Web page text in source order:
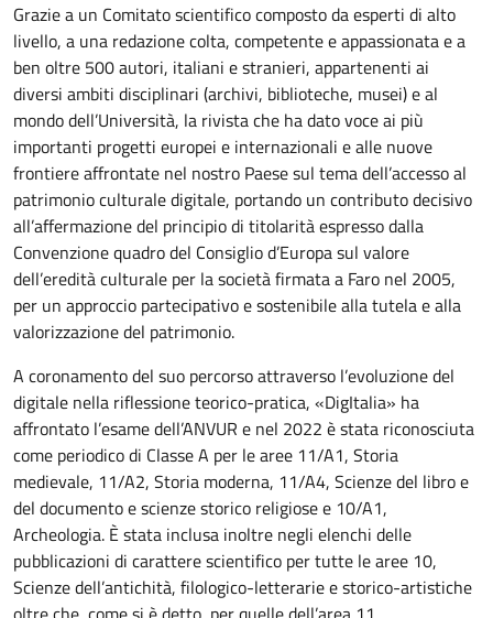
Grazie a un Comitato scientifico composto da esperti di alto
livello, a una redazione colta, competente e appassionata e a
ben oltre 500 autori, italiani e stranieri, appartenenti ai
diversi ambiti disciplinari (archivi, biblioteche, musei) e al
mondo dell’Università, la rivista che ha dato voce ai più
importanti progetti europei e internazionali e alle nuove
frontiere affrontate nel nostro Paese sul tema dell’accesso al
patrimonio culturale digitale, portando un contributo decisivo
all’affermazione del principio di titolarità espresso dalla
Convenzione quadro del Consiglio d’Europa sul valore
dell’eredità culturale per la società firmata a Faro nel 2005,
per un approccio partecipativo e sostenibile alla tutela e alla
valorizzazione del patrimonio.
A coronamento del suo percorso attraverso l’evoluzione del
digitale nella riflessione teorico-pratica, «DigItalia» ha
affrontato l’esame dell’ANVUR e nel 2022 è stata riconosciuta
come periodico di Classe A per le aree 11/A1, Storia
medievale, 11/A2, Storia moderna, 11/A4, Scienze del libro e
del documento e scienze storico religiose e 10/A1,
Archeologia. È stata inclusa inoltre negli elenchi delle
pubblicazioni di carattere scientifico per tutte le aree 10,
Scienze dell’antichità, filologico-letterarie e storico-artistiche